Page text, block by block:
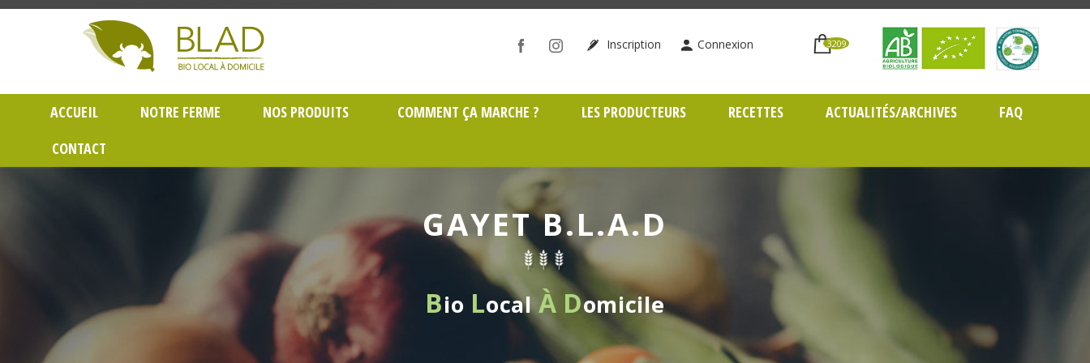
Inscription Connexion 3209
ACCUEIL NOTRE FERME NOS PRODUITS COMMENT ÇA MARCHE ? LES PRODUCTEURS RECETTES ACTUALITÉS/ARCHIVES
FAQ
CONTACT
GAYET B.L.A.D
Bio LocalÀ Domicile